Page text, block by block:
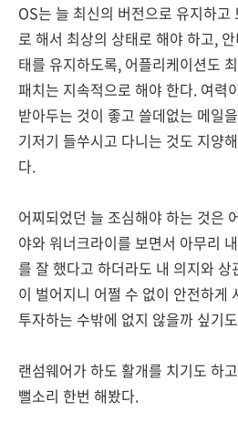
OS는 늘 최신의 버전으로 유지하고
로 해서 최상의 상태로 해야 하고,
태를 유지하도록, 어플리케이션도
패치는 지속적으로 해야 한다. 여력
받아두는 것이 좋고 쓸데없는 메일
기저기 들쑤시고 다니는 것도 지양
다.
어찌되었던 늘 조심해야 하는 것은
야와 워너크라이를 보면서 아무리
를 잘 했다고 하더라도 내 의지와
이 벌어지니 어쩔 수 없이 안전하게
투자하는 수밖에 없지 않을까 싶기
랜섬웨어가 하도 활개를 치기도 하
뻘소리 한번 해봤다.